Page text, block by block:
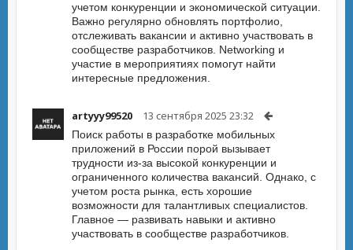
учетом конкуренции и экономической ситуации.
Важно регулярно обновлять портфолио,
отслеживать вакансии и активно участвовать в
сообществе разработчиков. Networking и
участие в мероприятиях помогут найти
интересные предложения.
artyyy99520 13 сентября 2025 23:32
Поиск работы в разработке мобильных
приложений в России порой вызывает
трудности из-за высокой конкуренции и
ограниченного количества вакансий. Однако, с
учетом роста рынка, есть хорошие
возможности для талантливых специалистов.
Главное — развивать навыки и активно
участвовать в сообществе разработчиков.